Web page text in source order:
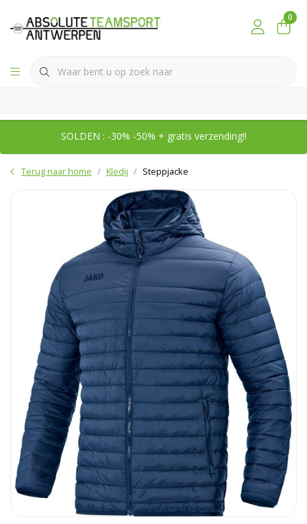
0
SOLDEN : -30% -50% + gratis verzending!!
Terug naar home Kledij Steppjacke